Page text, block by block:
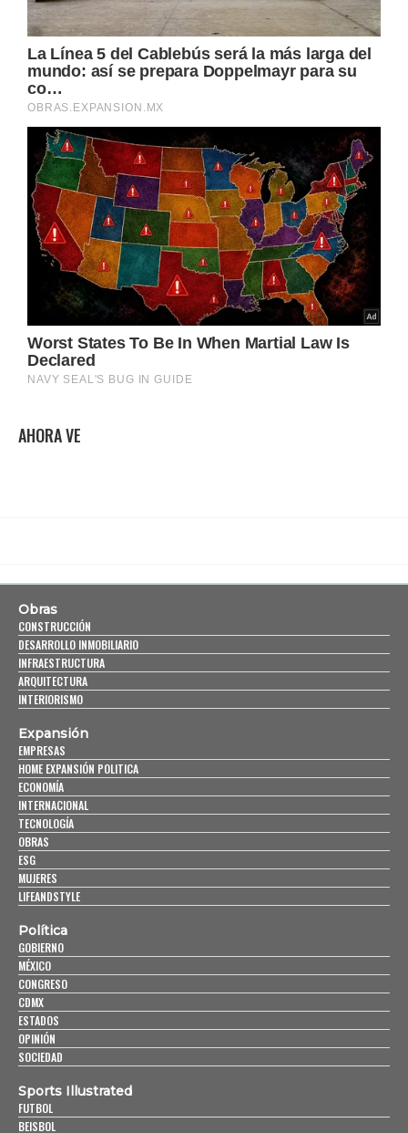
AHORA VE
Obras
CONSTRUCCIÓN
DESARROLLO INMOBILIARIO
INFRAESTRUCTURA
ARQUITECTURA
INTERIORISMO
Expansión
EMPRESAS
HOME EXPANSIÓN POLITICA
ECONOMÍA
INTERNACIONAL
TECNOLOGÍA
OBRAS
ESG
MUJERES
LIFEANDSTYLE
Política
GOBIERNO
MÉXICO
CONGRESO
CDMX
ESTADOS
OPINIÓN
SOCIEDAD
Sports Illustrated
FUTBOL
BEISBOL